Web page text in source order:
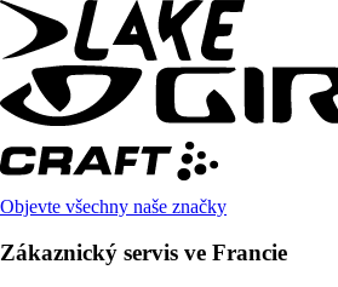
Objevte všechny naše značky
Zákaznický servis ve Francie